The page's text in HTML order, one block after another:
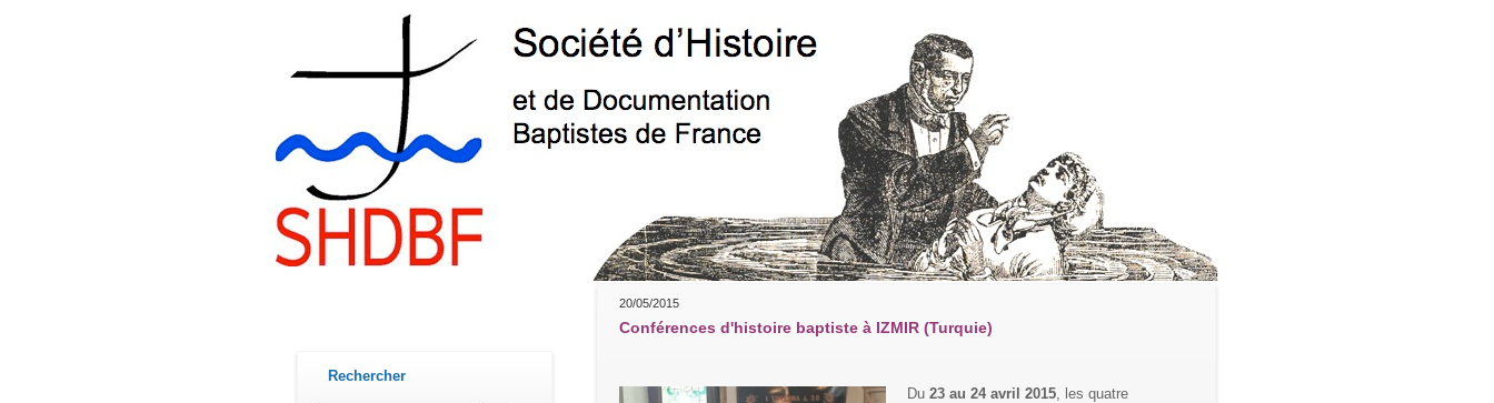
Rechercher
20/05/2015
Conférences d'histoire baptiste à IZMIR (Turquie)
Du 23 au 24 avril 2015, les quatre